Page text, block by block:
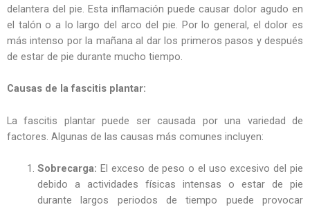
delantera del pie. Esta inflamación puede causar dolor agudo en
el talón o a lo largo del arco del pie. Por lo general, el dolor es
más intenso por la mañana al dar los primeros pasos y después
de estar de pie durante mucho tiempo.
Causas de la fascitis plantar:
La fascitis plantar puede ser causada por una variedad de
factores. Algunas de las causas más comunes incluyen:
Sobrecarga: El exceso de peso o el uso excesivo del pie
debido a actividades físicas intensas o estar de pie
durante largos periodos de tiempo puede provocar